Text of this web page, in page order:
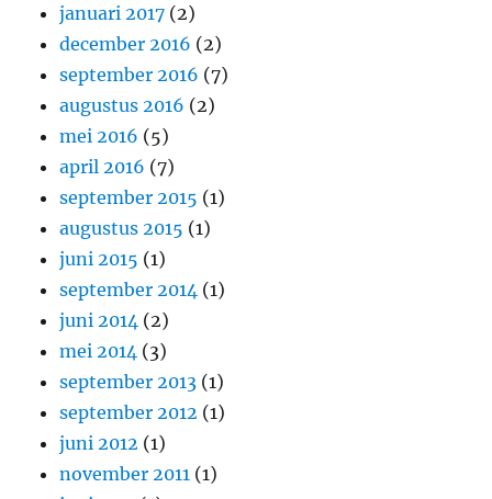
januari 2017 (2)
december 2016 (2)
september 2016 (7)
augustus 2016 (2)
mei 2016 (5)
april 2016 (7)
september 2015 (1)
augustus 2015 (1)
juni 2015 (1)
september 2014 (1)
juni 2014 (2)
mei 2014 (3)
september 2013 (1)
september 2012 (1)
juni 2012 (1)
november 2011 (1)